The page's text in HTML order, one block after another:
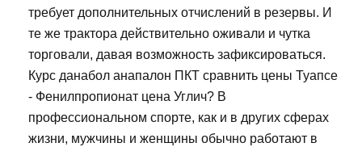
требует дополнительных отчислений в резервы. И
те же трактора действительно оживали и чутка
торговали, давая возможность зафиксироваться.
Курс данабол анапалон ПКТ сравнить цены Туапсе
- Фенилпропионат цена Углич? В
профессиональном спорте, как и в других сферах
жизни, мужчины и женщины обычно работают в